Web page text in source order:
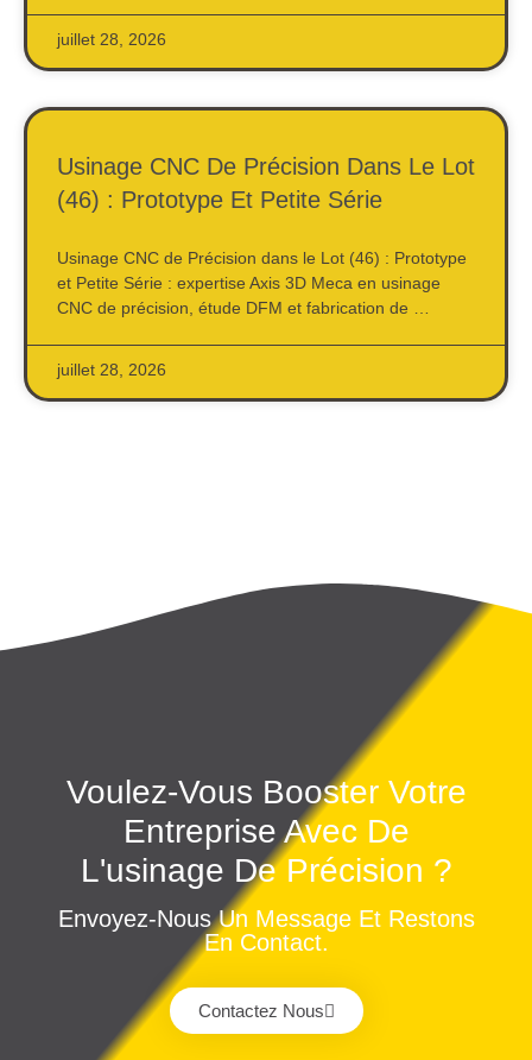
juillet 28, 2026
Usinage CNC De Précision Dans Le Lot
(46) : Prototype Et Petite Série
Usinage CNC de Précision dans le Lot (46) : Prototype
et Petite Série : expertise Axis 3D Meca en usinage
CNC de précision, étude DFM et fabrication de …
juillet 28, 2026
Voulez-Vous Booster Votre
Entreprise Avec De
L'usinage De Précision ?
Envoyez-Nous Un Message Et Restons
En Contact.
Contactez Nous